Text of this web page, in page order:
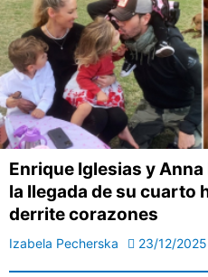
Enrique Iglesias y
la llegada de su cuarto
derrite corazones
Izabela Pecherska 23/12/